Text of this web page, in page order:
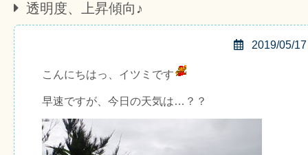
透明度、上昇傾向♪
2019/05/17
こんにちはっ、イツミです
早速ですが、今日の天気は…？？